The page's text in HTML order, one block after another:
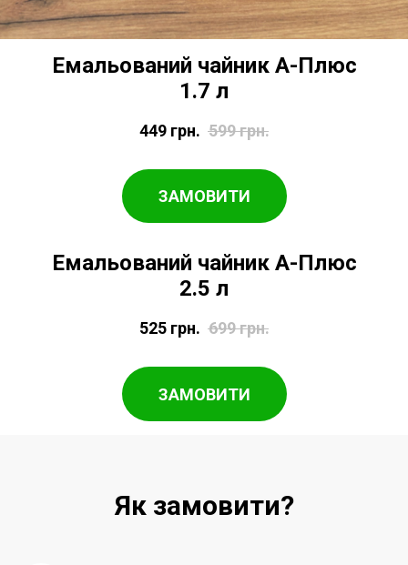
Емальований чайник А-Плюс
1.7 л
449 грн. 599грн.
ЗАМОВИТИ
Емальований чайник А-Плюс
2.5 л
525 грн. 699грн.
ЗАМОВИТИ
Як замовити?